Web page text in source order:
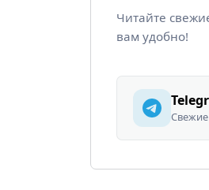
Читайте
вам удобно!